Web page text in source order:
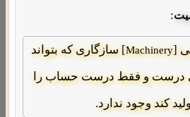
:
[
Machinery] سازگاری که بتواند
درست و فقط درست حساب را
کند وجود ندارد.